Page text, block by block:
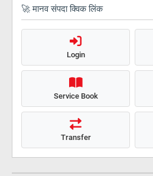
🚀 मानव संपदा क्विक लिंक
Login
Service Book
Transfer